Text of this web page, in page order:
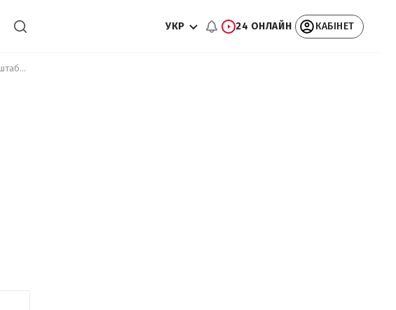
УКР 24 ОНЛАЙН КАБІНЕТ
Ніч прильотів і блекауту: Маріуполь і  Алчевськ здригнулися від масштабної атаки дронів